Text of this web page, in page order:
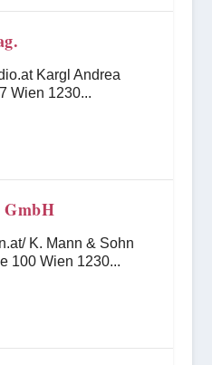
Kargl Andrea
Wien 1230...
K. Mann & Sohn
100 Wien 1230...